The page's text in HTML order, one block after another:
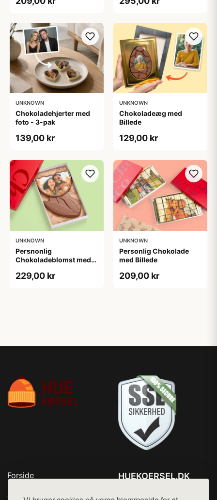
UNKNOWN
Chokoladehjerter med
foto - 3-pak
139,00 kr
UNKNOWN
Chokoladeæg med
Billede
129,00 kr
UNKNOWN
Persnonlig
Chokoladeblomst med
229,00 kr
UNKNOWN
Personlig Chokolade
med Billede
209,00 kr
Forside
HUEKOERSEL.DK